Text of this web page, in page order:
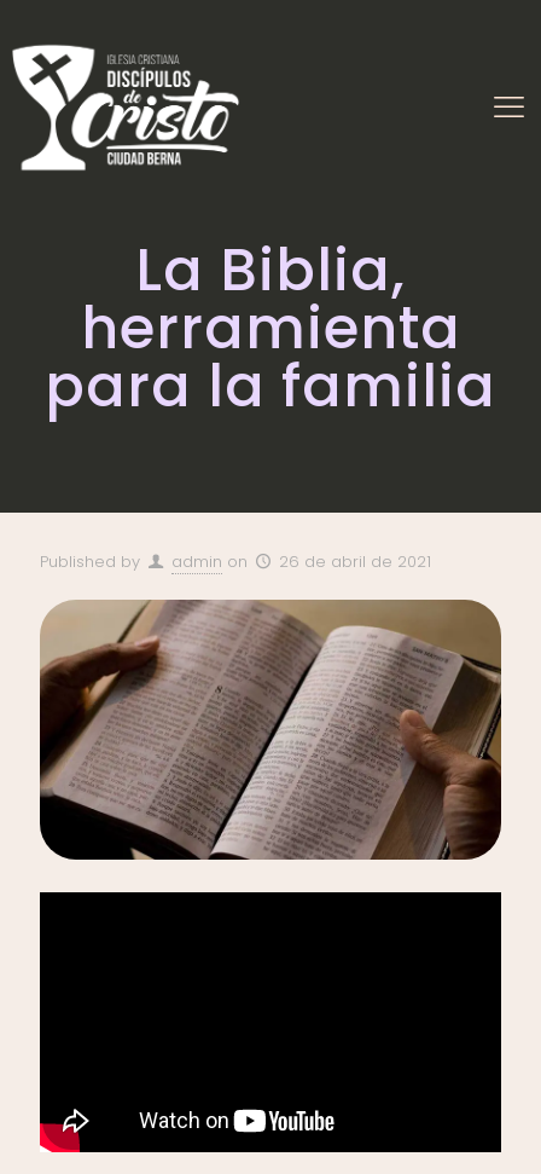
La Biblia,
herramienta
para la familia
Published by admin on 26 de abril de 2021